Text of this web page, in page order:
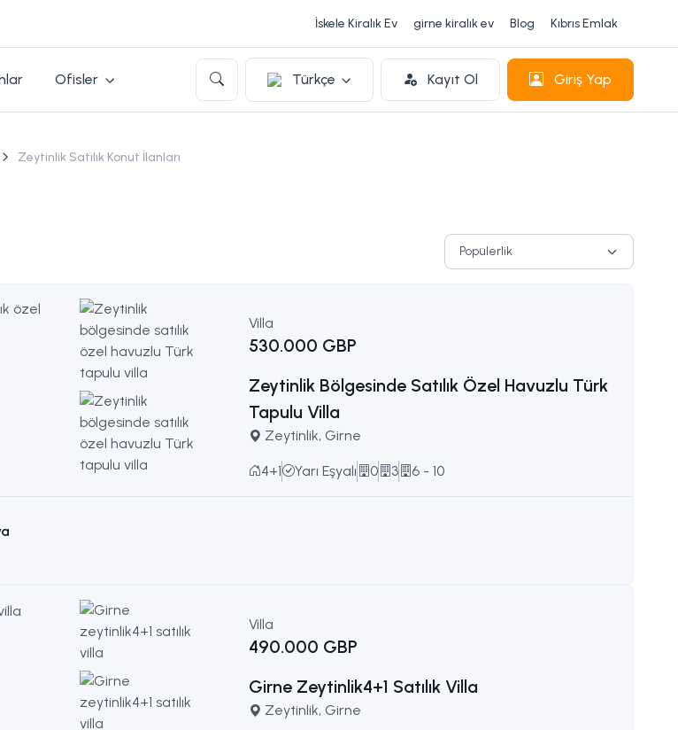
İskele Kiralık Ev girne kiralık ev Blog Kıbrıs Emlak
Ofisler Türkçe Kayıt Ol Giriş Yap
Zeytinlik Satılık Konut İlanları
Popülerlik
Villa
530.000 GBP
Zeytinlik Bölgesinde Satılık Özel Havuzlu Türk
Tapulu Villa
Zeytinlik, Girne
4+1 Yarı Eşyalı 0 3 6 - 10
Villa
490.000 GBP
Girne Zeytinlik4+1 Satılık Villa
Zeytinlik, Girne